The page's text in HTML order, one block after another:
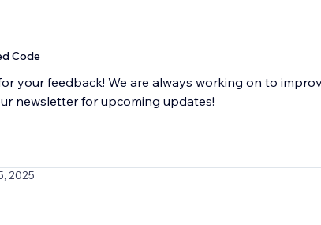
Code
your feedback! We are always working on to
newsletter for upcoming updates!
2025